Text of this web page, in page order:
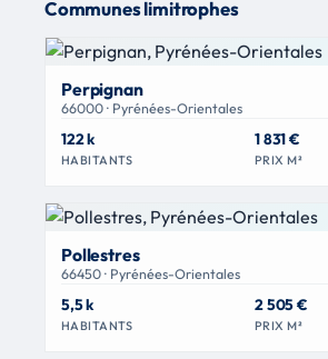
Communes limitrophes
Perpignan
66000 · Pyrénées-Orientales
122 k
HABITANTS
1 831 €
PRIX M²
Pollestres
66450 · Pyrénées-Orientales
5,5 k
HABITANTS
2 505 €
PRIX M²